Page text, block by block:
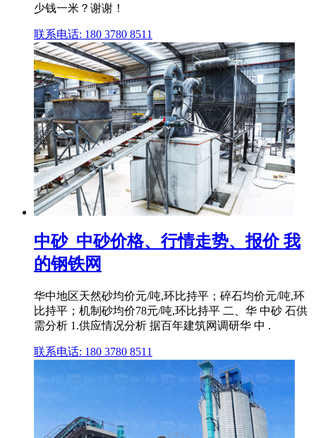
少钱一米？谢谢！
联系电话: 180 3780 8511
中砂_中砂价格、行情走势、报价 我
的钢铁网
华中地区天然砂均价元/吨,环比持平；碎石均价元/吨,环
比持平；机制砂均价78元/吨,环比持平 二、华 中砂 石供
需分析 1.供应情况分析 据百年建筑网调研华 中 .
联系电话: 180 3780 8511